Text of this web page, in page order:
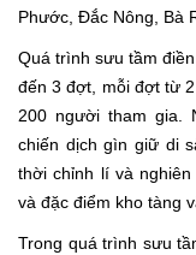
Phước, Đắc Nông, Bà
Quá trình sưu tầm
đến 3 đợt, mỗi đợt từ
200 người tham gia.
chiến dịch gìn giữ di
thời chỉnh lí và
và đặc điểm kho tàng
Trong quá trình sưu